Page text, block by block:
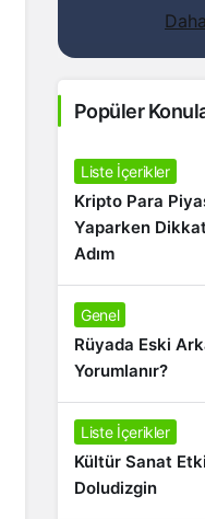
Popüler
Liste İçerikler
Kripto Para
Yaparken
Adım
Genel
Rüyada Eski
Yorumlanır?
Liste İçerikler
Kültür Sanat
Doludizgin